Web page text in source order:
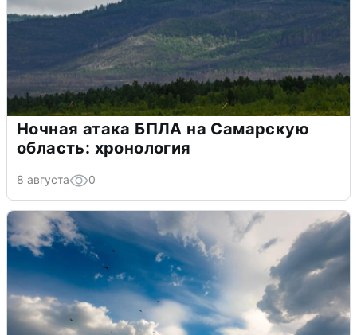
Ночная атака БПЛА на Самарскую
область: хронология
8 августа 0